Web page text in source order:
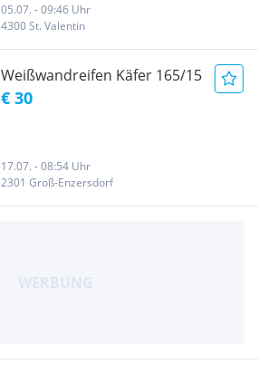
05.07. - 09:46 Uhr
4300 St. Valentin
Weißwandreifen Käfer 165/15
€ 30
17.07. - 08:54 Uhr
2301 Groß-Enzersdorf